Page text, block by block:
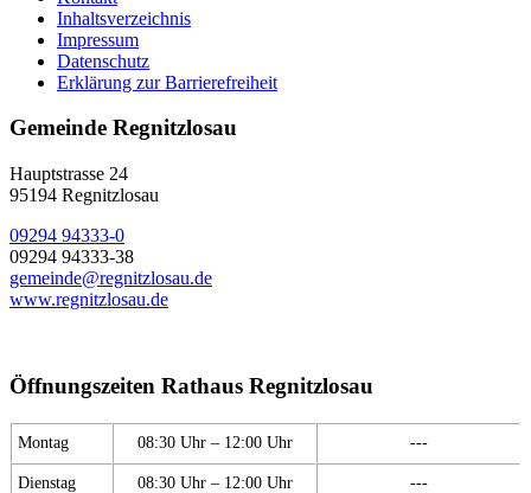
Inhaltsverzeichnis
Impressum
Datenschutz
Erklärung zur Barrierefreiheit
Gemeinde Regnitzlosau
Hauptstrasse 24
95194 Regnitzlosau
09294 94333-0
09294 94333-38
gemeinde@regnitzlosau.de
www.regnitzlosau.de
Öffnungszeiten Rathaus Regnitzlosau
Montag 08:30 Uhr – 12:00 Uhr ---
Dienstag 08:30 Uhr – 12:00 Uhr ---